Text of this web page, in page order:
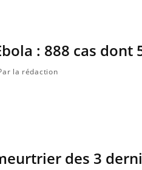
: 888 cas dont
la rédaction
des 3